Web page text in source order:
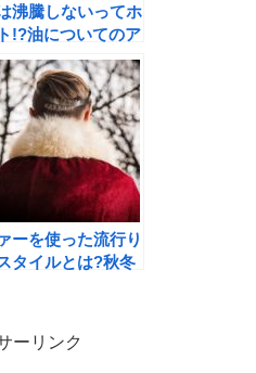
沸騰しないってホ
!?油についてのア
レ教えます!
ーを使った流行り
タイルとは?秋冬
ーリンク